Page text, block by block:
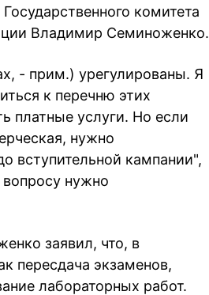
комитета
Владимир Семиноженко.
- прим.) урегулированы. Я
к перечню этих
платные услуги. Но если
нужно
вступительной кампании",
нужно
заявил, что, в
пересдача экзаменов,
лабораторных работ.